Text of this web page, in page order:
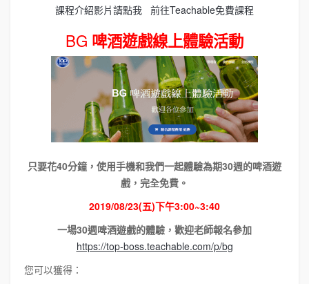
課程介紹影片請點我 前往Teachable免費課程
BG 啤酒遊戲線上體驗活動
只要花40分鐘，使用手機和我們一起體驗為期30週的啤酒遊
戲，完全免費。
2019/08/23(五)下午3:00~3:40
一場30週啤酒遊戲的體驗，歡迎老師報名參加
https://top-boss.teachable.com/p/bg
您可以獲得：